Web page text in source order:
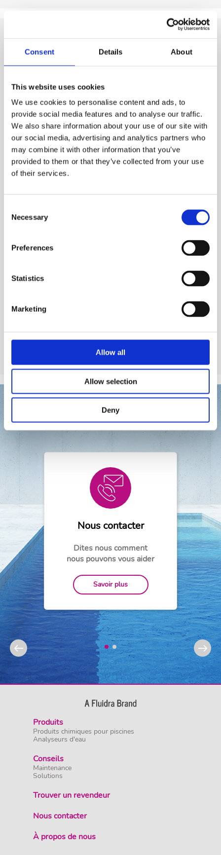
Consent Details About
This website uses cookies
We use cookies to personalise content and ads, to
provide social media features and to analyse our traffic.
We also share information about your use of our site with
our social media, advertising and analytics partners who
may combine it with other information that you’ve
provided to them or that they’ve collected from your use
of their services.
Selection
Necessary
Preferences
Statistics
Marketing
Allow all
Allow selection
Deny
Nos produits
Besoin d'aide?
Nous contacter
Dites nous comment
nous pouvons vous aider
Savoir plus
Produits
Produits chimiques pour piscines
Analyseurs d'eau
Conseils
Maintenance
Solutions
Trouver un revendeur
Nous contacter
À propos de nous